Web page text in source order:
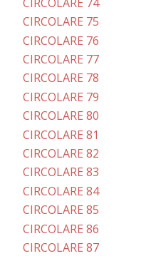
CIRCOLARE 75
CIRCOLARE 76
CIRCOLARE 77
CIRCOLARE 78
CIRCOLARE 79
CIRCOLARE 80
CIRCOLARE 81
CIRCOLARE 82
CIRCOLARE 83
CIRCOLARE 84
CIRCOLARE 85
CIRCOLARE 86
CIRCOLARE 87